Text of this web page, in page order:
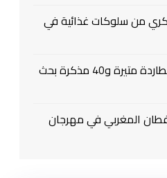
من سلوكات غذائية في
سقوط (الإمبراطور) بعد مطاردة متيرة و40 مذكرة بحث
المغربي في مهرجان